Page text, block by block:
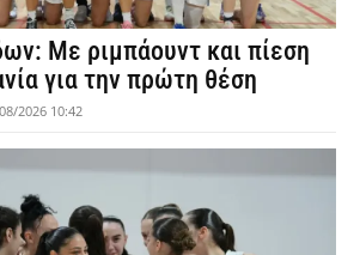
Με ριμπάουντ και πίεση
για την πρώτη θέση
2026 10:42